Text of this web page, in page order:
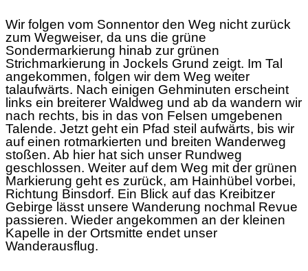
Wir folgen vom Sonnentor den Weg nicht zurück
zum Wegweiser, da uns die grüne
Sondermarkierung hinab zur grünen
Strichmarkierung in Jockels Grund zeigt. Im Tal
angekommen, folgen wir dem Weg weiter
talaufwärts. Nach einigen Gehminuten erscheint
links ein breiterer Waldweg und ab da wandern wir
nach rechts, bis in das von Felsen umgebenen
Talende. Jetzt geht ein Pfad steil aufwärts, bis wir
auf einen rotmarkierten und breiten Wanderweg
stoßen. Ab hier hat sich unser Rundweg
geschlossen. Weiter auf dem Weg mit der grünen
Markierung geht es zurück, am Hainhübel vorbei,
Richtung Binsdorf. Ein Blick auf das Kreibitzer
Gebirge lässt unsere Wanderung nochmal Revue
passieren. Wieder angekommen an der kleinen
Kapelle in der Ortsmitte endet unser
Wanderausflug.